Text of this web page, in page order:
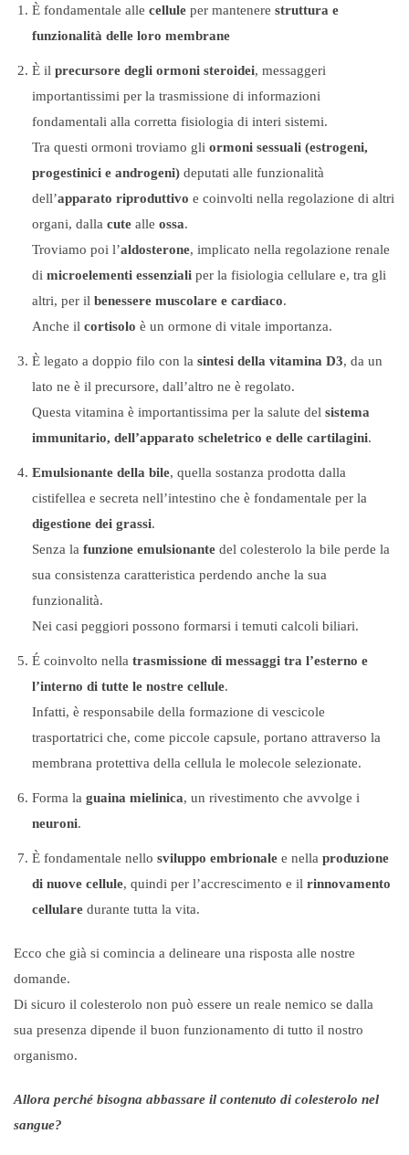
È fondamentale alle cellule per mantenere struttura e
funzionalità delle loro membrane
È il precursore degli ormoni steroidei, messaggeri
importantissimi per la trasmissione di informazioni
fondamentali alla corretta fisiologia di interi sistemi.
Tra questi ormoni troviamo gli ormoni sessuali (estrogeni,
progestinici e androgeni) deputati alle funzionalità
dell’apparato riproduttivo e coinvolti nella regolazione di altri
organi, dalla cute alle ossa.
Troviamo poi l’aldosterone, implicato nella regolazione renale
di microelementi essenziali per la fisiologia cellulare e, tra gli
altri, per il benessere muscolare e cardiaco.
Anche il cortisolo è un ormone di vitale importanza.
È legato a doppio filo con la sintesi della vitamina D3, da un
lato ne è il precursore, dall’altro ne è regolato.
Questa vitamina è importantissima per la salute del sistema
immunitario, dell’apparato scheletrico e delle cartilagini.
Emulsionante della bile, quella sostanza prodotta dalla
cistifellea e secreta nell’intestino che è fondamentale per la
digestione dei grassi.
Senza la funzione emulsionante del colesterolo la bile perde la
sua consistenza caratteristica perdendo anche la sua
funzionalità.
Nei casi peggiori possono formarsi i temuti calcoli biliari.
É coinvolto nella trasmissione di messaggi tra l’esterno e
l’interno di tutte le nostre cellule.
Infatti, è responsabile della formazione di vescicole
trasportatrici che, come piccole capsule, portano attraverso la
membrana protettiva della cellula le molecole selezionate.
Forma la guaina mielinica, un rivestimento che avvolge i
neuroni.
È fondamentale nello sviluppo embrionale e nella produzione
di nuove cellule, quindi per l’accrescimento e il rinnovamento
cellulare durante tutta la vita.
Ecco che già si comincia a delineare una risposta alle nostre
domande.
Di sicuro il colesterolo non può essere un reale nemico se dalla
sua presenza dipende il buon funzionamento di tutto il nostro
organismo.
Allora perché bisogna abbassare il contenuto di colesterolo nel
sangue?